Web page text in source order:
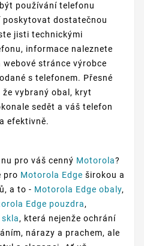
používání telefonu
poskytovat dostatečnou
jisti technickými
informace naleznete
stránce výrobce
s telefonem. Přesné
vybraný obal, kryt
sedět a váš telefon
efektivně.
pro váš cenný Motorola?
pro Motorola Edge širokou a
a to - Motorola Edge obaly,
Edge pouzdra,
, která nejenže ochrání
nárazy a prachem, ale